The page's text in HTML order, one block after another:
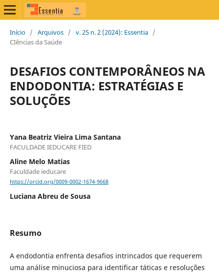
Início / Arquivos / v. 25 n. 2 (2024): Essentia /
CIências da Saúde
DESAFIOS CONTEMPORÂNEOS NA
ENDODONTIA: ESTRATÉGIAS E
SOLUÇÕES
Yana Beatriz Vieira Lima Santana
FACULDADE IEDUCARE FIED
Aline Melo Matias
Faculdade ieducare
https://orcid.org/0009-0002-1674-9668
Luciana Abreu de Sousa
Resumo
A endodontia enfrenta desafios intrincados que requerem
uma análise minuciosa para identificar táticas e resoluções